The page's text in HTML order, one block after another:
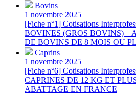
Bovins
1 novembre 2025
[Fiche n°1] Cotisations
BOVINES (GROS BOVINS) –
DE BOVINS DE 8 MOIS OU
Caprins
1 novembre 2025
[Fiche n°6] Cotisations
CAPRINES DE 12 KG ET
ABATTAGE EN FRANCE